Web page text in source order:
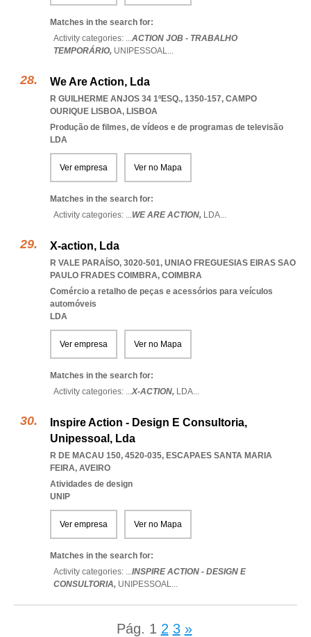
Matches in the search for:
Activity categories: ...ACTION JOB - TRABALHO
TEMPORÁRIO, UNIPESSOAL...
We Are Action, Lda
R GUILHERME ANJOS 34 1ºESQ., 1350-157, CAMPO
OURIQUE LISBOA, LISBOA
Produção de filmes, de vídeos e de programas de televisão
LDA
Ver empresa Ver no Mapa
Matches in the search for:
Activity categories: ...WE ARE ACTION, LDA...
X-action, Lda
R VALE PARAÍSO, 3020-501, UNIAO FREGUESIAS EIRAS SAO
PAULO FRADES COIMBRA, COIMBRA
Comércio a retalho de peças e acessórios para veículos
automóveis
LDA
Ver empresa Ver no Mapa
Matches in the search for:
Activity categories: ...X-ACTION, LDA...
Inspire Action - Design E Consultoria,
Unipessoal, Lda
R DE MACAU 150, 4520-035, ESCAPAES SANTA MARIA
FEIRA, AVEIRO
Atividades de design
UNIP
Ver empresa Ver no Mapa
Matches in the search for:
Activity categories: ...INSPIRE ACTION - DESIGN E
CONSULTORIA, UNIPESSOAL...
Pág. 1 2 3 »